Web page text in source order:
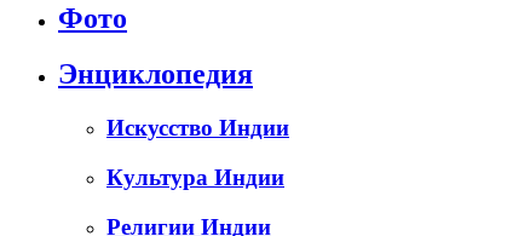
Фото
Энциклопедия
Искусство Индии
Культура Индии
Религии Индии